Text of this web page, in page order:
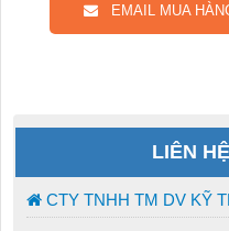
EMAIL MUA
LIÊN
CTY TNHH TM DV KỸ